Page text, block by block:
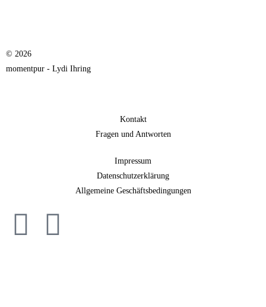
© 2026
momentpur - Lydi Ihring
Kontakt
Fragen und Antworten
Impressum
Datenschutzerklärung
Allgemeine Geschäftsbedingungen